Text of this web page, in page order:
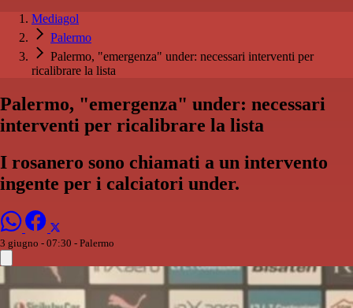
Mediagol
Palermo
Palermo, "emergenza" under: necessari interventi per
ricalibrare la lista
Palermo, "emergenza" under: necessari
interventi per ricalibrare la lista
I rosanero sono chiamati a un intervento
ingente per i calciatori under.
3 giugno - 07:30 - Palermo